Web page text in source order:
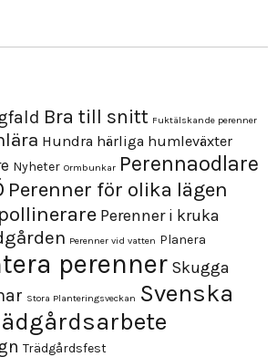
Bra till snitt Fuktälskande perenner
Hundra härliga humleväxter
Nyheter Ormbunkar Perennaodlare
Perenner för olika lägen
Perenner i kruka
Perenner vid vatten Planera
perenner Skugga
Stora Planteringsveckan Svenska
Trädgårdsfest